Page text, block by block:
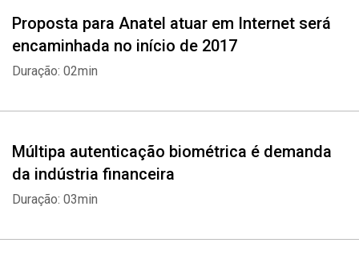
Proposta para Anatel atuar em Internet será
encaminhada no início de 2017
Duração: 02min
Múltipa autenticação biométrica é demanda
da indústria financeira
Duração: 03min